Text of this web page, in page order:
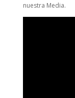
nuestra Media.